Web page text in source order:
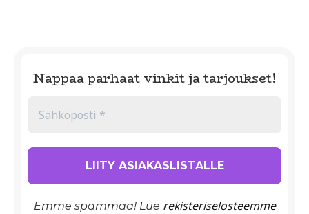
Nappaa parhaat vinkit ja tarjoukset!
Emme spämmää! Lue rekisteriselosteemme